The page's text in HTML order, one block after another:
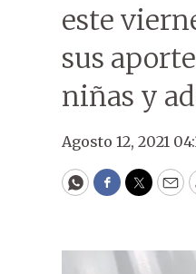
este
sus
niñas y
Agosto 12, 2021
WhatsApp
Facebook